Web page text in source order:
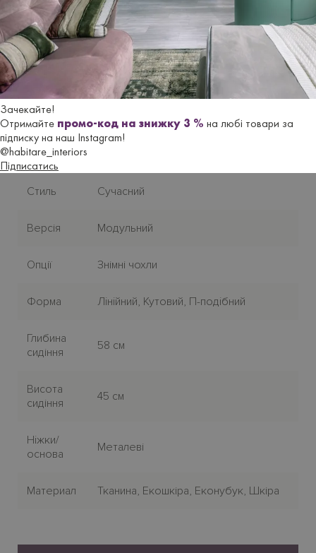
Зачекайте!
Отримайте промо-код на знижку 3 % на любі товари за
підписку на наш Instagram!
@habitare_interiors
Підписатись
Характеристики
Бренд LE COMFORT
Країна-
виробник
Італія
Стиль Сучасний
Версія Модульний
Опції Знімні чохли
Форма Лiнiйний, Кутовий, П-подiбний
Глибина
сидіння
58 см
Висота
сидіння
45 см
Нiжки/
основа
Металеві
Материал Тканина, Екошкіра, Еконубук, Шкіра